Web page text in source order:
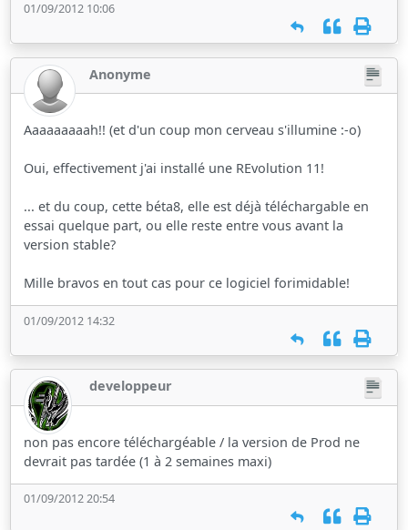
01/09/2012 10:06
Anonyme
Aaaaaaaaah!! (et d'un coup mon cerveau s'illumine :-o)
Oui, effectivement j'ai installé une REvolution 11!
... et du coup, cette béta8, elle est déjà téléchargable en
essai quelque part, ou elle reste entre vous avant la
version stable?
Mille bravos en tout cas pour ce logiciel forimidable!
01/09/2012 14:32
developpeur
non pas encore téléchargéable / la version de Prod ne
devrait pas tardée (1 à 2 semaines maxi)
01/09/2012 20:54